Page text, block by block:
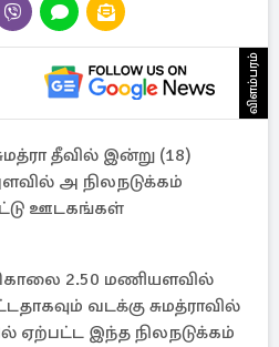
விளம்பரம்
தீவில் இன்று (18)
அ நிலநடுக்கம்
ஊடகங்கள்
2.50 மணியளவில்
வடக்கு சுமத்ராவில்
ஏற்பட்ட இந்த நிலநடுக்கம்